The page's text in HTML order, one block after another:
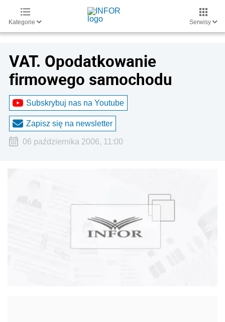
Kategorie Serwisy
VAT. Opodatkowanie
firmowego samochodu
Subskrybuj nas na Youtube
Zapisz się na newsletter
06 października 2006, 11:00